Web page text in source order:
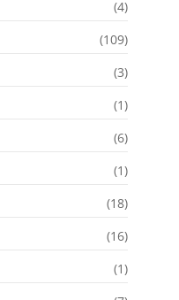
(4)
(109)
(3)
(1)
(6)
(1)
(18)
(16)
(1)